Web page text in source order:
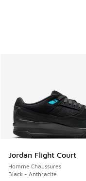
Jordan Flight Court
Homme Chaussures
Black - Anthracite